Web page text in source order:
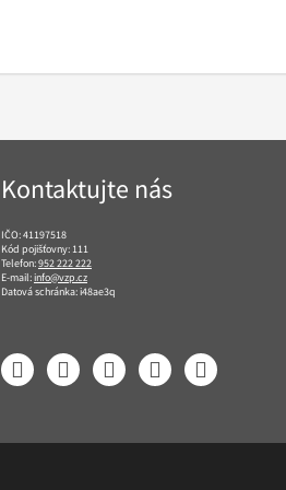
Kontaktujte nás
IČO: 41197518
Kód pojišťovny: 111
Telefon:952 222 222
E-mail:info@vzp.cz
Datová schránka: i48ae3q
FacebookLinkedIn YouTube InstagramTwitter